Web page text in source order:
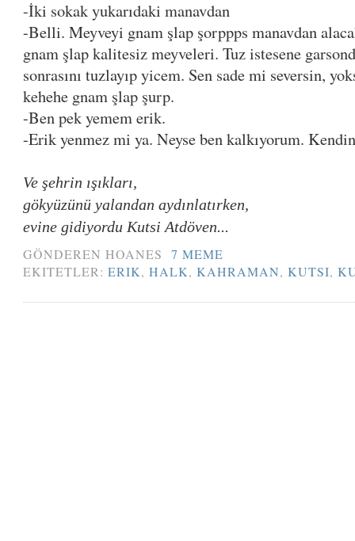
-İki sokak yukarıdaki manavdan
-Belli. Meyveyi gnam şlap şorppps manavdan
gnam şlap kalitesiz meyveleri. Tuz istesene
sonrasını tuzlayıp yicem. Sen sade mi seversin,
kehehe gnam şlap şurp.
-Ben pek yemem erik.
-Erik yenmez mi ya. Neyse ben kalkıyorum.
Ve şehrin ışıkları,
gökyüzünü yalandan aydınlatırken,
evine gidiyordu Kutsi Atdöven...
GÖNDERENHOANES
7 MEME
EKITETLER:ERIK,HALK,KAHRAMAN,KUTSI,